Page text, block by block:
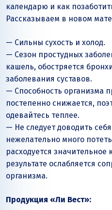
календарю и как
Рассказываем в новом
— Сильны сухость и холод.
— Сезон простудных
кашель, обостряется
заболевания суставов.
— Способность организма
постепенно снижается,
одевайтесь теплее.
— Не следует доводить
нежелательно много
расходуется значительное
результате ослабляется
организма.
Продукция «Ли Вест»: